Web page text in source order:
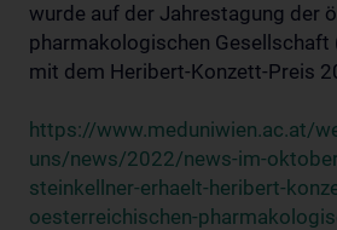
wurde auf der Jahrestagung der
pharmakologischen Gesellschaft
mit dem Heribert-Konzett-Preis
https://www.meduniwien.ac.at/
uns/news/2022/news-im-
steinkellner-erhaelt-heribert-
oesterreichischen-